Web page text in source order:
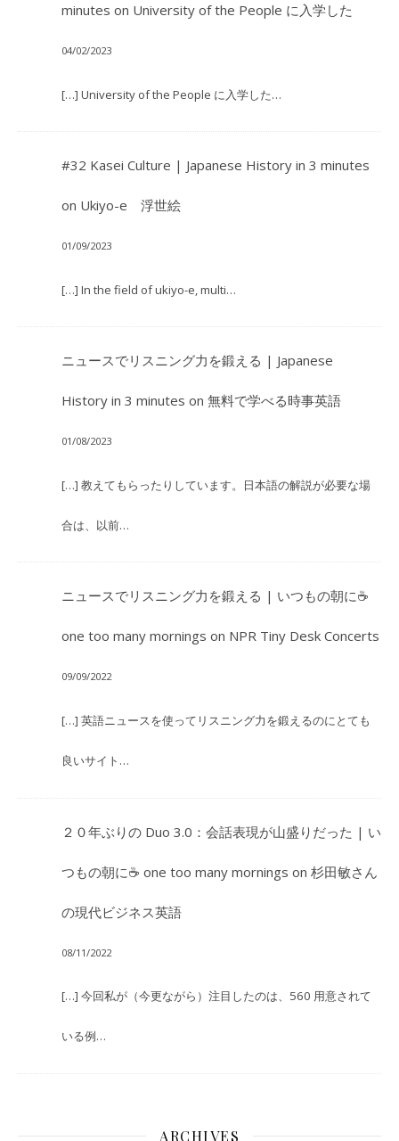
minutes on University of the People に入学した
04/02/2023
[…] University of the People に入学した…
#32 Kasei Culture | Japanese History in 3 minutes
on Ukiyo-e 浮世絵
01/09/2023
[…] In the field of ukiyo-e, multi…
ニュースでリスニング力を鍛える | Japanese
History in 3 minutes on 無料で学べる時事英語
01/08/2023
[…] 教えてもらったりしています。日本語の解説が必要な場
合は、以前…
ニュースでリスニング力を鍛える | いつもの朝に☕
one too many mornings on NPR Tiny Desk Concerts
09/09/2022
[…] 英語ニュースを使ってリスニング力を鍛えるのにとても
良いサイト…
２０年ぶりの Duo 3.0：会話表現が山盛りだった | い
つもの朝に☕ one too many mornings on 杉田敏さん
の現代ビジネス英語
08/11/2022
[…] 今回私が（今更ながら）注目したのは、560 用意されて
いる例…
ARCHIVES